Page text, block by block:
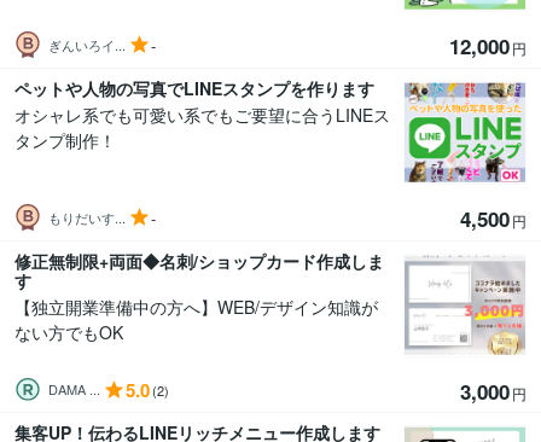
ぎんいろイ... - 12,000円
ペットや人物の写真でLINEスタンプを作ります
オシャレ系でも可愛い系でもご要望に合うLINEス
タンプ制作！
もりだいす... - 4,500円
修正無制限+両面◆名刺/ショップカード作成しま
す
【独立開業準備中の方へ】WEB/デザイン知識が
ない方でもOK
DAMA ... 5.0(2) 3,000円
集客UP！伝わるLINEリッチメニュー作成します